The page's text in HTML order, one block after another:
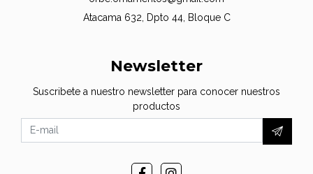
Atacama 632, Dpto 44, Bloque C
Newsletter
Suscribete a nuestro newsletter para conocer nuestros
productos